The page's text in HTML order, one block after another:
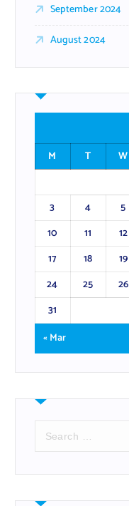
September 2024
August 2024
M
T W
3
4 5
10
11 12
17
18 19
24
25 26
31
« Mar
r